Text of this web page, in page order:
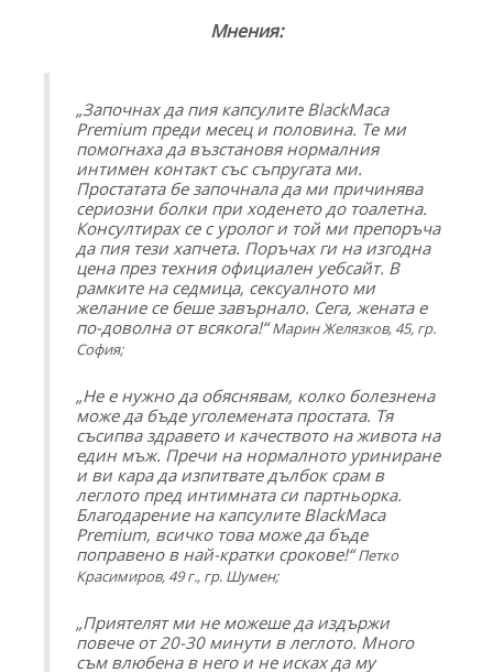
Мнения:
„Започнах да пия капсулите BlackMaca
Premium преди месец и половина. Те ми
помогнаха да възстановя нормалния
интимен контакт със съпругата ми.
Простатата бе започнала да ми причинява
сериозни болки при ходенето до тоалетна.
Консултирах се с уролог и той ми препоръча
да пия тези хапчета. Поръчах ги на изгодна
цена през техния официален уебсайт. В
рамките на седмица, сексуалното ми
желание се беше завърнало. Сега, жената е
по-доволна от всякога!“Марин Желязков, 45, гр.
София;
„Не е нужно да обяснявам, колко болезнена
може да бъде уголемената простата. Тя
съсипва здравето и качеството на живота на
един мъж. Пречи на нормалното уриниране
и ви кара да изпитвате дълбок срам в
леглото пред интимната си партньорка.
Благодарение на капсулите BlackMaca
Premium, всичко това може да бъде
поправено в най-кратки срокове!“Петко
Красимиров, 49 г., гр. Шумен;
„Приятелят ми не можеше да издържи
повече от 20-30 минути в леглото. Много
съм влюбена в него и не исках да му